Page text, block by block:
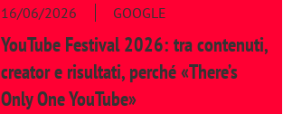
16/06/2026 GOOGLE
YouTube Festival 2026: tra contenuti,
creator e risultati, perché «There’s
Only One YouTube»